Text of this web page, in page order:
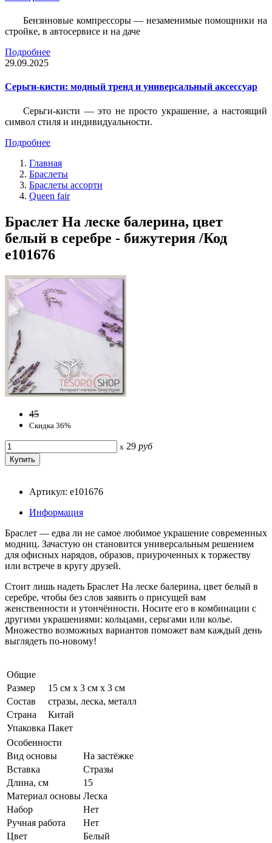
Бензиновые компрессоры — незаменимые помощники на
стройке, в автосервисе и на даче
Подробнее
29.09.2025
Серьги-кисти: модный тренд и универсальный аксессуар
Серьги-кисти — это не просто украшение, а настоящий
символ стиля и индивидуальности.
Подробнее
Главная
Браслеты
Браслеты ассорти
Queen fair
Браслет На леске балерина, цвет
белый в серебре - бижутерия /Код
e101676
45
Скидка 36%
x 29 руб
Артикул: e101676
Информация
Браслет — едва ли не самое любимое украшение современных
модниц. Зачастую он становится универсальным решением
для офисных нарядов, образов, приуроченных к торжеству
или встрече в кругу друзей.
Стоит лишь надеть Браслет На леске балерина, цвет белый в
серебре, чтобы без слов заявить о присущей вам
женственности и утончённости. Носите его в комбинации с
другими украшениями: кольцами, серьгами или колье.
Множество возможных вариантов поможет вам каждый день
выглядеть по-новому!
Общие
Размер
15 см x 3 см x 3 см
Состав
стразы, леска, металл
Страна
Китай
Упаковка Пакет
Особенности
Вид основы
На застёжке
Вставка
Стразы
Длина, см
15
Материал основы Леска
Набор
Нет
Ручная работа
Нет
Цвет
Белый